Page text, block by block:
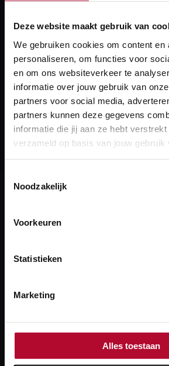
Deze website maakt gebruik van
We gebruiken cookies om content en
personaliseren, om functies voor
en om ons websiteverkeer te
informatie over jouw gebruik van
partners voor social media,
partners kunnen deze gegevens
informatie die jij aan ze hebt
verzameld op basis van jouw gebruik
Noodzakelijk
Voorkeuren
Statistieken
Marketing
Alles toestaan
informatie nodig. Mail naar
helpdesk.spoordata@prorail.nl.
Meer over:
Railinformatie Portaal
Configuratiedata
Stel je vraag
Heb je een technisch